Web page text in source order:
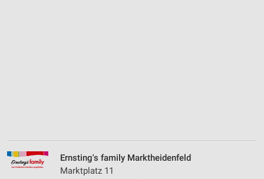
Ernsting's family Marktheidenfeld
Marktplatz 11